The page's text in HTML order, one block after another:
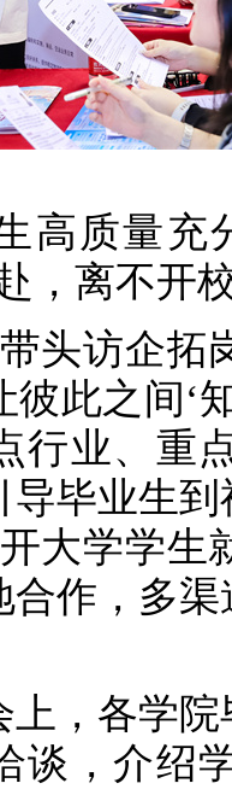
质量充
，离不开
访企拓
彼此之间‘
行业、重
导毕业生
大学学生
合作，多
各学院
谈，介绍